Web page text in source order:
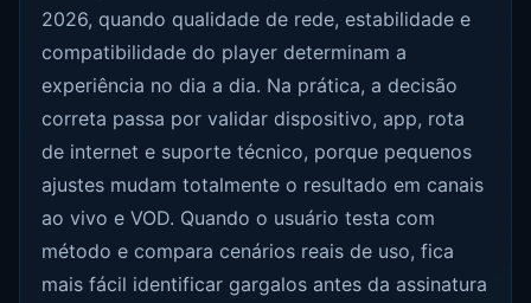
2026, quando qualidade de rede, estabilidade e
compatibilidade do player determinam a
experiência no dia a dia. Na prática, a decisão
correta passa por validar dispositivo, app, rota
de internet e suporte técnico, porque pequenos
ajustes mudam totalmente o resultado em canais
ao vivo e VOD. Quando o usuário testa com
método e compara cenários reais de uso, fica
mais fácil identificar gargalos antes da assinatura